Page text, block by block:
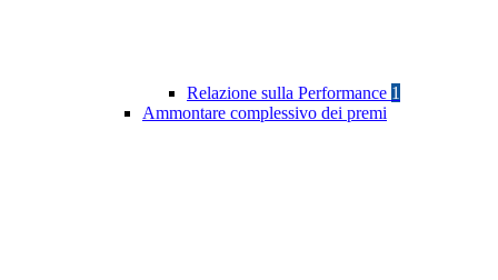
Relazione sulla Performance 1
Ammontare complessivo dei premi